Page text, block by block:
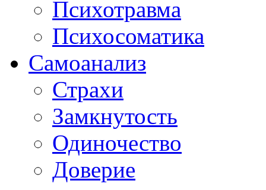
Психотравма
Психосоматика
Самоанализ
Страхи
Замкнутость
Одиночество
Доверие